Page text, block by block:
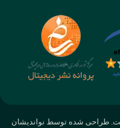
طراحی شده توسط نواندیشان